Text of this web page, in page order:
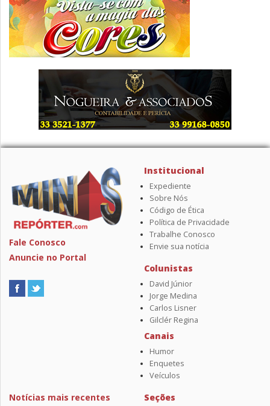
Fale Conosco
Anuncie no Portal
Institucional
Expediente
Sobre Nós
Código de Ética
Política de Privacidade
Trabalhe Conosco
Envie sua notícia
Colunistas
David Júnior
Jorge Medina
Carlos Lisner
Gilclér Regina
Canais
Humor
Enquetes
Veículos
Notícias mais recentes
Seções